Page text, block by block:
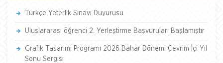
Türkçe Yeterlik Sınavı Duyurusu
Uluslararası öğrenci 2. Yerleştirme Başvuruları Başlamıştır
Grafik Tasarımı Programı 2026 Bahar Dönemi Çevrim İçi Yıl
Sonu Sergisi